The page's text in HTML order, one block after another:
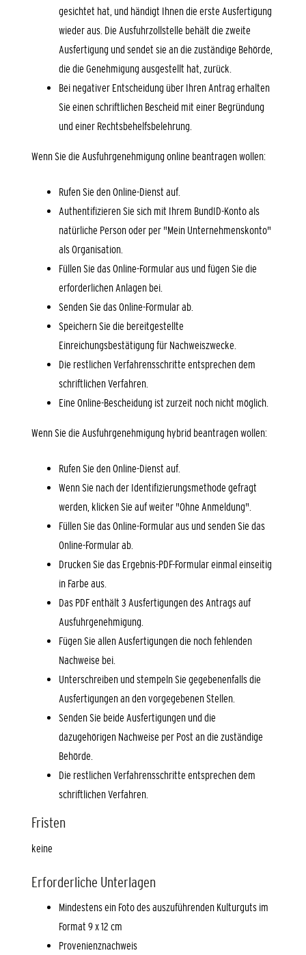
gesichtet hat, und händigt Ihnen die erste Ausfertigung
wieder aus. Die Ausfuhrzollstelle behält die zweite
Ausfertigung und sendet sie an die zuständige Behörde,
die die Genehmigung ausgestellt hat, zurück.
Bei negativer Entscheidung über Ihren Antrag erhalten
Sie einen schriftlichen Bescheid mit einer Begründung
und einer Rechtsbehelfsbelehrung.
Wenn Sie die Ausfuhrgenehmigung online beantragen wollen:
Rufen Sie den Online-Dienst auf.
Authentifizieren Sie sich mit Ihrem BundID-Konto als
natürliche Person oder per "Mein Unternehmenskonto"
als Organisation.
Füllen Sie das Online-Formular aus und fügen Sie die
erforderlichen Anlagen bei.
Senden Sie das Online-Formular ab.
Speichern Sie die bereitgestellte
Einreichungsbestätigung für Nachweiszwecke.
Die restlichen Verfahrensschritte entsprechen dem
schriftlichen Verfahren.
Eine Online-Bescheidung ist zurzeit noch nicht möglich.
Wenn Sie die Ausfuhrgenehmigung hybrid beantragen wollen:
Rufen Sie den Online-Dienst auf.
Wenn Sie nach der Identifizierungsmethode gefragt
werden, klicken Sie auf weiter "Ohne Anmeldung".
Füllen Sie das Online-Formular aus und senden Sie das
Online-Formular ab.
Drucken Sie das Ergebnis-PDF-Formular einmal einseitig
in Farbe aus.
Das PDF enthält 3 Ausfertigungen des Antrags auf
Ausfuhrgenehmigung.
Fügen Sie allen Ausfertigungen die noch fehlenden
Nachweise bei.
Unterschreiben und stempeln Sie gegebenenfalls die
Ausfertigungen an den vorgegebenen Stellen.
Senden Sie beide Ausfertigungen und die
dazugehörigen Nachweise per Post an die zuständige
Behörde.
Die restlichen Verfahrensschritte entsprechen dem
schriftlichen Verfahren.
Fristen
keine
Erforderliche Unterlagen
Mindestens ein Foto des auszuführenden Kulturguts im
Format 9 x 12 cm
Provenienznachweis